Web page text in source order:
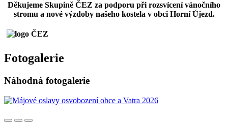
Děkujeme Skupině ČEZ za podporu při rozsvícení vánočního
stromu a nové výzdoby našeho kostela v obci Horní Újezd.
Fotogalerie
Náhodná fotogalerie